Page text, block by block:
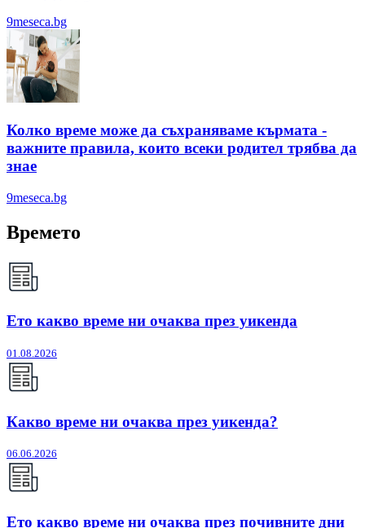
9meseca.bg
Колко време може да съхраняваме кърмата -
важните правила, които всеки родител трябва да
знае
9meseca.bg
Времето
Ето какво време ни очаква през уикенда
01.08.2026
Какво време ни очаква през уикенда?
06.06.2026
Ето какво време ни очаква през почивните дни